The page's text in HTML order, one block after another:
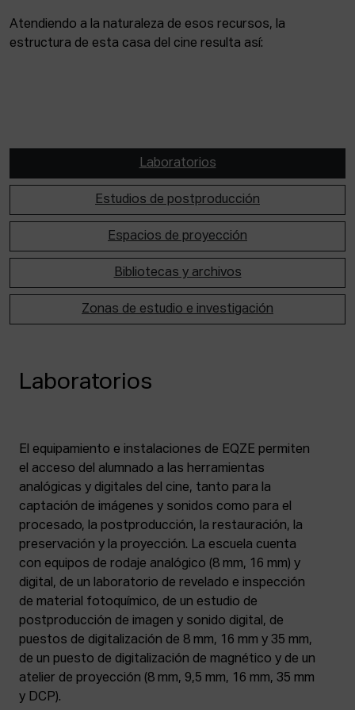
Atendiendo a la naturaleza de esos recursos, la
estructura de esta casa del cine resulta así:
Laboratorios
Estudios de postproducción
Espacios de proyección
Bibliotecas y archivos
Zonas de estudio e investigación
Laboratorios
El equipamiento e instalaciones de EQZE permiten
el acceso del alumnado a las herramientas
analógicas y digitales del cine, tanto para la
captación de imágenes y sonidos como para el
procesado, la postproducción, la restauración, la
preservación y la proyección. La escuela cuenta
con equipos de rodaje analógico (8 mm, 16 mm) y
digital, de un laboratorio de revelado e inspección
de material fotoquímico, de un estudio de
postproducción de imagen y sonido digital, de
puestos de digitalización de 8 mm, 16 mm y 35 mm,
de un puesto de digitalización de magnético y de un
atelier de proyección (8 mm, 9,5 mm, 16 mm, 35 mm
y DCP).